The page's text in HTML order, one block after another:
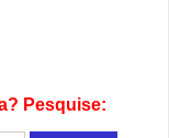
Pesquise: